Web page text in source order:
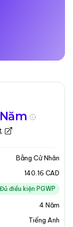
Kỳ nhập học
trình
University
thích giải
Bằng Cử Nhân
140.16 CAD
Đủ điều kiện PGWP
4 Năm
Tiếng Anh